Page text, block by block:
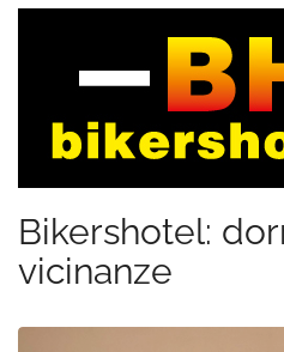
Bikershotel:
vicinanze